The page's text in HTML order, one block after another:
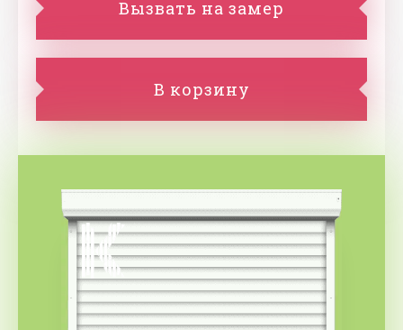
Вызвать на замер
В корзину